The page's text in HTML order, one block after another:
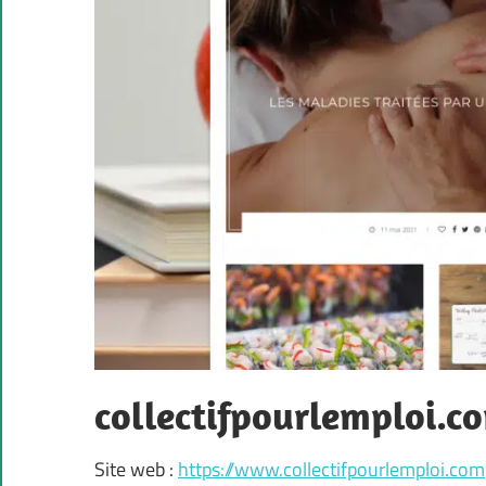
Site web : https://www.collectifpourlemploi.com